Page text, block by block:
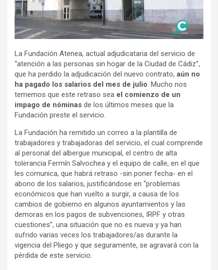
La Fundación Atenea, actual adjudicataria del servicio de
“atención a las personas sin hogar de la Ciudad de Cádiz”,
que ha perdido la adjudicación del nuevo contrato, aún no
ha pagado los salarios del mes de julio. Mucho nos
tememos que este retraso sea el comienzo de un
impago de nóminas de los últimos meses que la
Fundación preste el servicio.
La Fundación ha remitido un correo a la plantilla de
trabajadores y trabajadoras del servicio, el cual comprende
al personal del albergue municipal, el centro de alta
tolerancia Fermín Salvochea y el equipo de calle, en el que
les comunica, que habrá retraso -sin poner fecha- en el
abono de los salarios, justificándose en “problemas
económicos que han vuelto a surgir, a causa de los
cambios de gobierno en algunos ayuntamientos y las
demoras en los pagos de subvenciones, IRPF y otras
cuestiones”, una situación que no es nueva y ya han
sufrido varias veces los trabajadores/as durante la
vigencia del Pliego y que seguramente, se agravará con la
pérdida de este servicio.